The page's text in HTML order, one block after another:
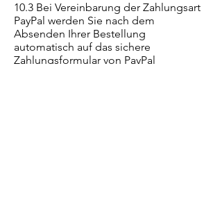
10.3 Bei Vereinbarung der Zahlungsart
PayPal werden Sie nach dem
Absenden Ihrer Bestellung
automatisch auf das sichere
Zahlungsformular von PayPal